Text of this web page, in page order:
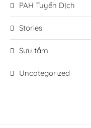
PAH Tuyển DỊch
Stories
Sưu tầm
Uncategorized